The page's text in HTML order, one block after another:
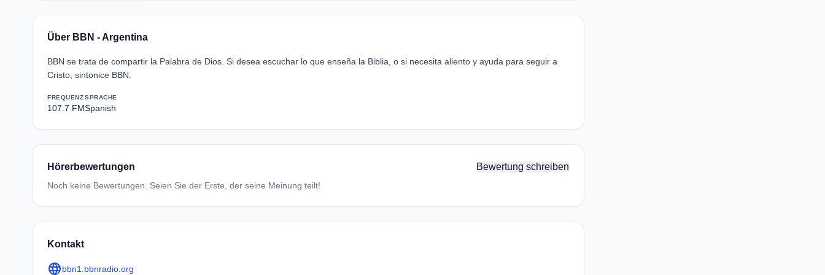
Über BBN - Argentina
BBN se trata de compartir la Palabra de Dios. Si desea escuchar lo que enseña la Biblia, o si necesita aliento y ayuda para seguir a
Cristo, sintonice BBN.
FREQUENZ
107.7 FM
SPRACHE
Spanish
Hörerbewertungen Bewertung schreiben
Noch keine Bewertungen. Seien Sie der Erste, der seine Meinung teilt!
Kontakt
languagebbn1.bbnradio.org